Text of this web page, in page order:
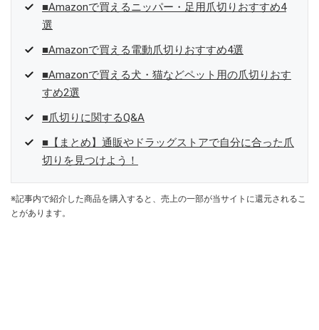
■Amazonで買えるニッパー・足用爪切りおすすめ4
選
■Amazonで買える電動爪切りおすすめ4選
■Amazonで買える犬・猫などペット用の爪切りおす
すめ2選
■爪切りに関するQ&A
■【まとめ】通販やドラッグストアで自分に合った爪
切りを見つけよう！
※記事内で紹介した商品を購入すると、売上の一部が当サイトに還元されるこ
とがあります。